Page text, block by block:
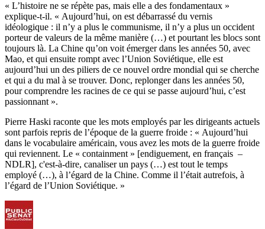
« L’histoire ne se répète pas, mais elle a des fondamentaux »
explique-t-il. « Aujourd’hui, on est débarrassé du vernis
idéologique : il n’y a plus le communisme, il n’y a plus un occident
porteur de valeurs de la même manière (…) et pourtant les blocs sont
toujours là. La Chine qu’on voit émerger dans les années 50, avec
Mao, et qui ensuite rompt avec l’Union Soviétique, elle est
aujourd’hui un des piliers de ce nouvel ordre mondial qui se cherche
et qui a du mal à se trouver. Donc, replonger dans les années 50,
pour comprendre les racines de ce qui se passe aujourd’hui, c’est
passionnant ».
Pierre Haski raconte que les mots employés par les dirigeants actuels
sont parfois repris de l’époque de la guerre froide : « Aujourd’hui
dans le vocabulaire américain, vous avez les mots de la guerre froide
qui reviennent. Le « containment » [endiguement, en français –
NDLR], c'est-à-dire, canaliser un pays (…) est tout le temps
employé (…), à l’égard de la Chine. Comme il l’était autrefois, à
l’égard de l’Union Soviétique. »